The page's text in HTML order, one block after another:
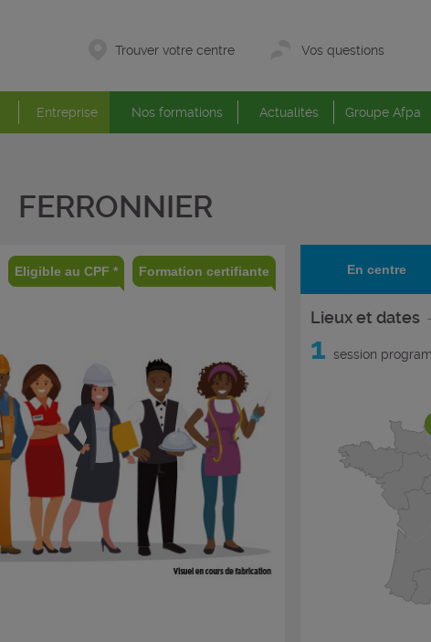
Trouver votre centre Vos questions
Entreprise Nos formations Actualités Groupe Afpa
FERRONNIER
Eligible au CPF * Formation certifiante En centre
Lieux et dates
1 session